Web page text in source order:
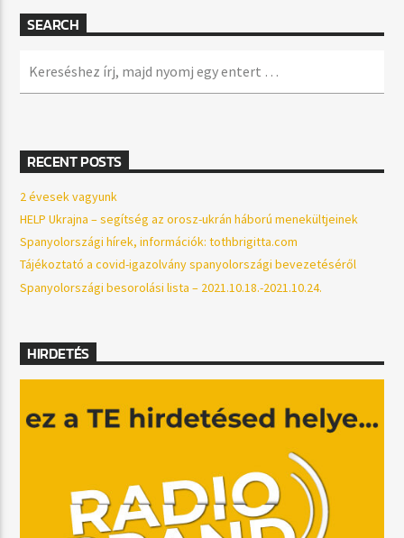
SEARCH
RECENT POSTS
2 évesek vagyunk
HELP Ukrajna – segítség az orosz-ukrán háború menekültjeinek
Spanyolországi hírek, információk: tothbrigitta.com
Tájékoztató a covid-igazolvány spanyolországi bevezetéséről
Spanyolországi besorolási lista – 2021.10.18.-2021.10.24.
HIRDETÉS